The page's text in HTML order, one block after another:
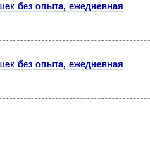
без опыта, ежедневная
без опыта, ежедневная